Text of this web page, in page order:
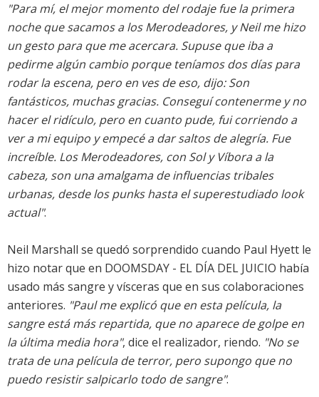
"Para mí, el mejor momento del rodaje fue la primera
noche que sacamos a los Merodeadores, y Neil me hizo
un gesto para que me acercara. Supuse que iba a
pedirme algún cambio porque teníamos dos días para
rodar la escena, pero en ves de eso, dijo: Son
fantásticos, muchas gracias. Conseguí contenerme y no
hacer el ridículo, pero en cuanto pude, fui corriendo a
ver a mi equipo y empecé a dar saltos de alegría. Fue
increíble. Los Merodeadores, con Sol y Víbora a la
cabeza, son una amalgama de influencias tribales
urbanas, desde los punks hasta el superestudiado look
actual".
Neil Marshall se quedó sorprendido cuando Paul Hyett le
hizo notar que en DOOMSDAY - EL DÍA DEL JUICIO había
usado más sangre y vísceras que en sus colaboraciones
anteriores. "Paul me explicó que en esta película, la
sangre está más repartida, que no aparece de golpe en
la última media hora", dice el realizador, riendo. "No se
trata de una película de terror, pero supongo que no
puedo resistir salpicarlo todo de sangre".